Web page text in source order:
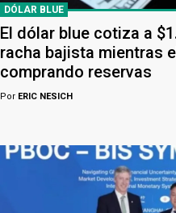
DÓLAR BLUE
El dólar blue cotiza a
racha bajista mientras
comprando reservas
Por ERIC NESICH